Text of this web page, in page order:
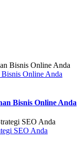
Bisnis Online Anda
Bisnis Online Anda
SEO Anda